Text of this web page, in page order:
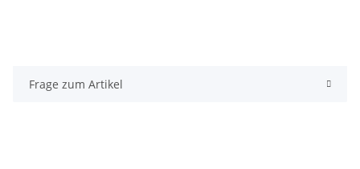
Frage zum Artikel